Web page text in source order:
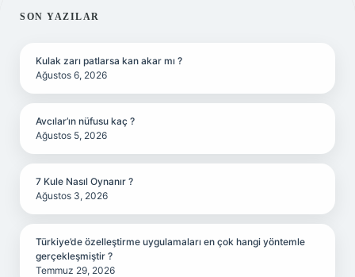
SIDEBAR
SON YAZILAR
Kulak zarı patlarsa kan akar mı ?
Ağustos 6, 2026
Avcılar’ın nüfusu kaç ?
Ağustos 5, 2026
7 Kule Nasıl Oynanır ?
Ağustos 3, 2026
Türkiye’de özelleştirme uygulamaları en çok hangi yöntemle
gerçekleşmiştir ?
Temmuz 29, 2026